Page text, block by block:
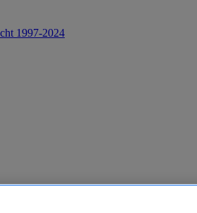
1997-2024